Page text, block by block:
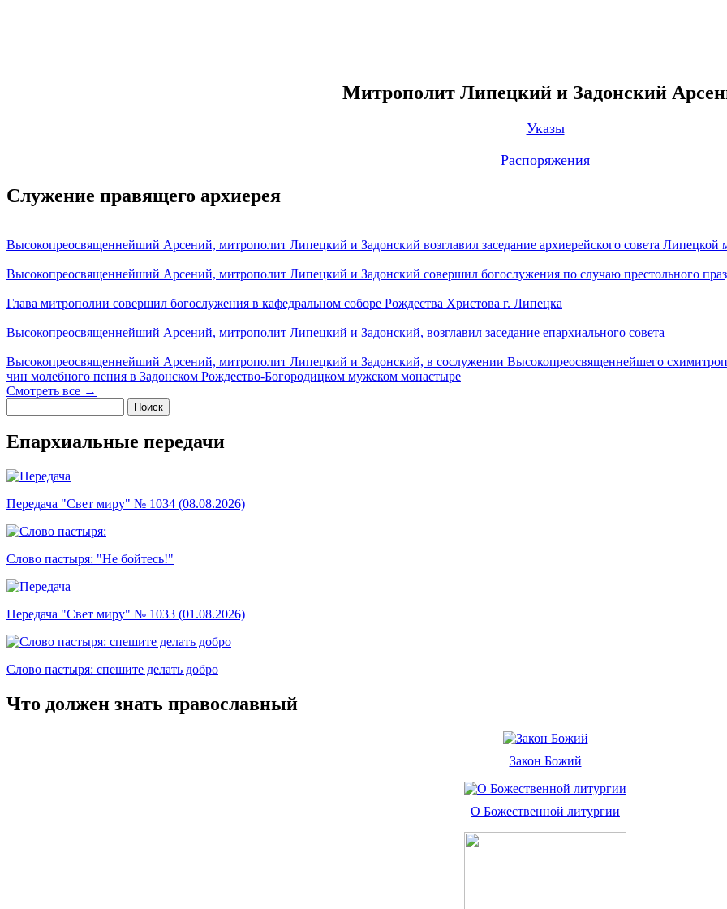
Митрополит Липецкий и Задонский
Указы
Распоряжения
Служение правящего архиерея
Высокопреосвященнейший Арсений, митрополит Липецкий и Задонский возглавил заседание архиерейского совета Липецкой
Высокопреосвященнейший Арсений, митрополит Липецкий и Задонский совершил богослужения по случаю престольного
Глава митрополии совершил богослужения в кафедральном соборе Рождества Христова г. Липецка
Высокопреосвященнейший Арсений, митрополит Липецкий и Задонский, возглавил заседание епархиального совета
Высокопреосвященнейший Арсений, митрополит Липецкий и Задонский, в сослужении Высокопреосвященнейшего
чин молебного пения в Задонском Рождество-Богородицком мужском монастыре
Смотреть все →
Епархиальные передачи
Передача "Свет миру" № 1034 (08.08.2026)
Слово пастыря: "Не бойтесь!"
Передача "Свет миру" № 1033 (01.08.2026)
Слово пастыря: спешите делать добро
Что должен знать православный
Закон Божий
О Божественной литургии